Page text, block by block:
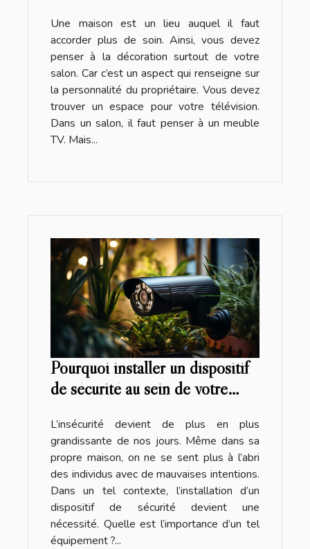
Une maison est un lieu auquel il faut
accorder plus de soin. Ainsi, vous devez
penser à la décoration surtout de votre
salon. Car c’est un aspect qui renseigne sur
la personnalité du propriétaire. Vous devez
trouver un espace pour votre télévision.
Dans un salon, il faut penser à un meuble
TV. Mais...
Pourquoi installer un dispositif
de sécurité au sein de votre
L’insécurité devient de plus en plus
grandissante de nos jours. Même dans sa
propre maison, on ne se sent plus à l’abri
des individus avec de mauvaises intentions.
Dans un tel contexte, l’installation d’un
dispositif de sécurité devient une
nécessité. Quelle est l’importance d’un tel
équipement ?...